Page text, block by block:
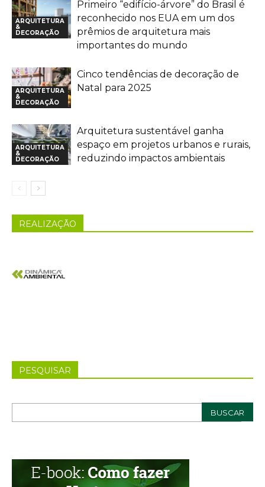
ARQUITETURA
&
DECORAÇÃO
Primeiro “edifício-árvore” do Brasil é
reconhecido nos EUA em um dos
prêmios de arquitetura mais
importantes do mundo
ARQUITETURA
&
DECORAÇÃO
Cinco tendências de decoração de
Natal para 2025
ARQUITETURA
&
DECORAÇÃO
Arquitetura sustentável ganha
espaço em projetos urbanos e rurais,
reduzindo impactos ambientais
REALIZAÇÃO
PESQUISAR